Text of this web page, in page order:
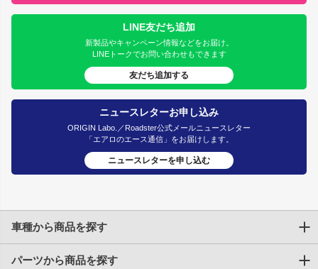
LINE友だち追加
新製品やキャンペーン情報などをお届け。
LINEトークでお問い合わせもできます
友だち追加する
ニュースレターお申し込み
ORIGIN Labo.／Roadster公式メールニュースレター
「エアロのエース通信」をお届けします。
ニュースレターを申し込む
車種から商品を探す
トヨタ
パーツから商品を探す